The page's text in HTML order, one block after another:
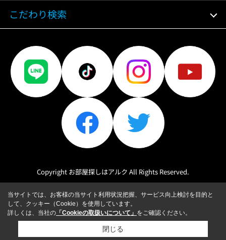
こだわり検索
Copyright お部屋探しはアルク All Rights Reserved.
当サイトでは、お客様の当サイト利用状況把握、サービス向上検討を目的と
して、クッキー（Cookie）を使用しています。
詳しくは、当社の 「Cookieの取扱いについて」 をご確認ください。
閉じる